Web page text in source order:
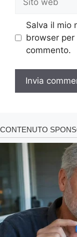
web
Salva il mio
browser per
commento.